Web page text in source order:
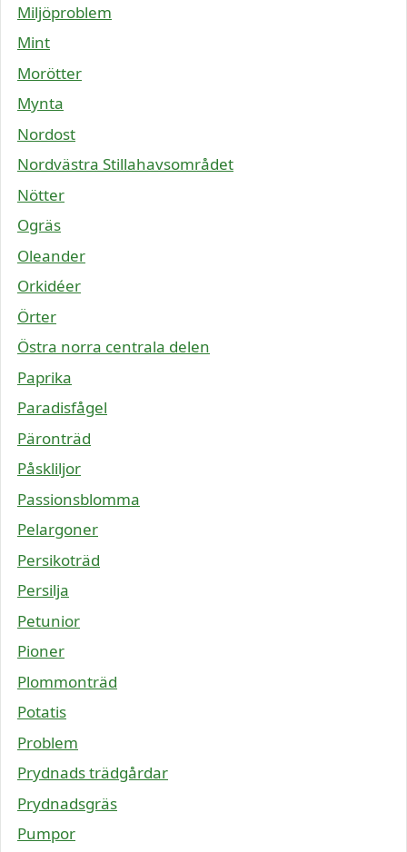
Miljöproblem
Mint
Morötter
Mynta
Nordost
Nordvästra Stillahavsområdet
Nötter
Ogräs
Oleander
Orkidéer
Örter
Östra norra centrala delen
Paprika
Paradisfågel
Päronträd
Påskliljor
Passionsblomma
Pelargoner
Persikoträd
Persilja
Petunior
Pioner
Plommonträd
Potatis
Problem
Prydnads trädgårdar
Prydnadsgräs
Pumpor